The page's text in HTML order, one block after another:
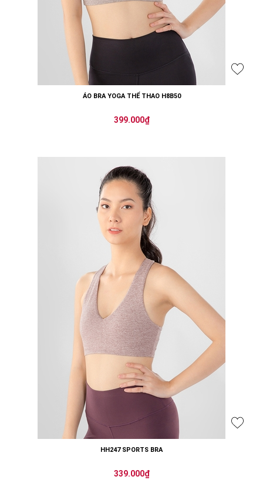
ÁO BRA YOGA THỂ THAO H8B50
399.000₫
HH247 SPORTS BRA
339.000₫